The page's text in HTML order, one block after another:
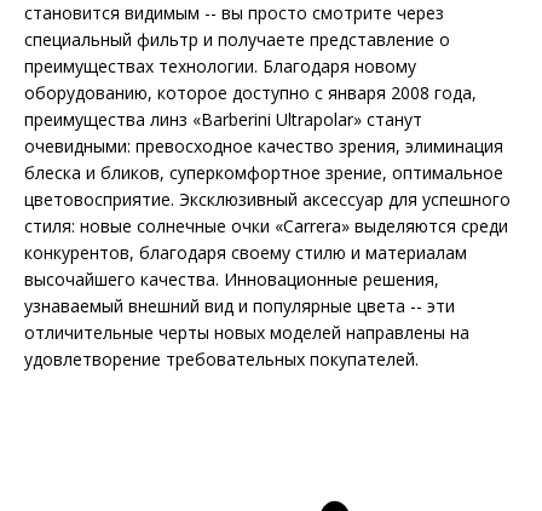
становится видимым -- вы просто смотрите через
специальный фильтр и получаете представление о
преимуществах технологии. Благодаря новому
оборудованию, которое доступно с января 2008 года,
преимущества линз «Barberini Ultrapolar» станут
очевидными: превосходное качество зрения, элиминация
блеска и бликов, суперкомфортное зрение, оптимальное
цветовосприятие. Эксклюзивный аксессуар для успешного
стиля: новые солнечные очки «Carrera» выделяются среди
конкурентов, благодаря своему стилю и материалам
высочайшего качества. Инновационные решения,
узнаваемый внешний вид и популярные цвета -- эти
отличительные черты новых моделей направлены на
удовлетворение требовательных покупателей.